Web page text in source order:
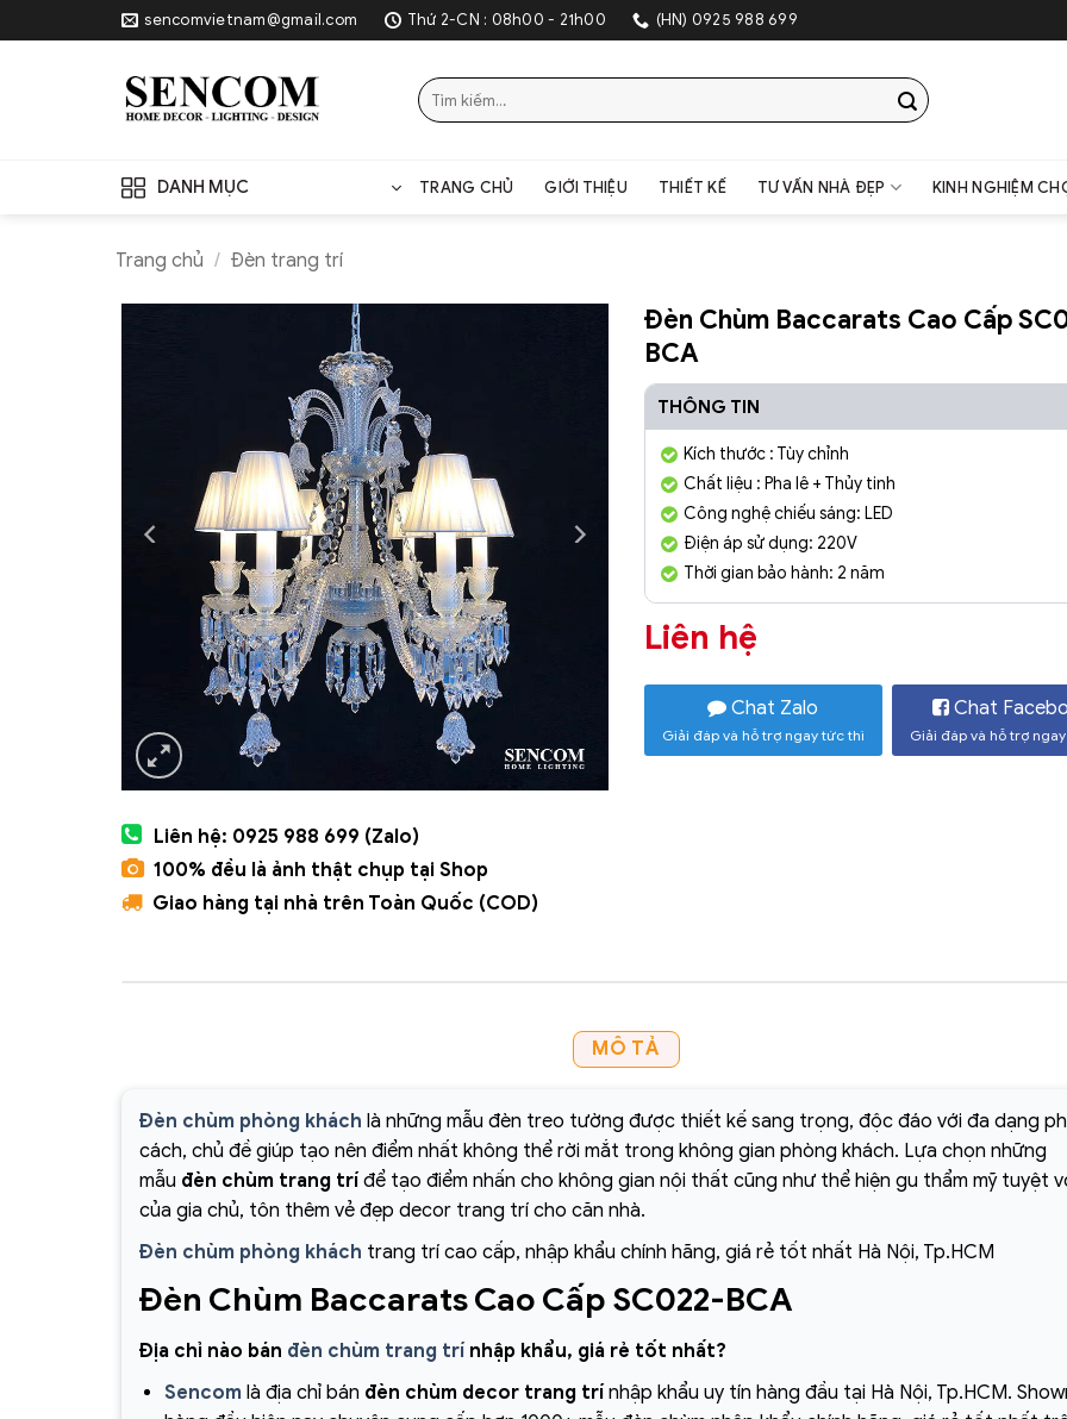
to
sencomvietnam@gmail.com Thứ 2-CN : 08h00 - 21h00 (HN) 0925 988 699
Tìm
kiếm:
DANH MỤC TRANG CHỦ GIỚI THIỆU THIẾT KẾ TƯ VẤN NHÀ ĐẸP KINH NGHIỆM
Trang chủ / Đèn trang trí
Liên hệ: 0925 988 699 (Zalo)
100% đều là ảnh thật chụp tại Shop
Giao hàng tại nhà trên Toàn Quốc (COD)
Đèn Chùm Baccarats Cao Cấp
BCA
THÔNG TIN
Kích thước : Tùy chỉnh
Chất liệu : Pha lê + Thủy tinh
Công nghệ chiếu sáng: LED
Điện áp sử dụng: 220V
Thời gian bảo hành: 2 năm
Liên hệ
Chat Zalo
Giải đáp và hỗ trợ ngay tức thì
Chat
Giải đáp và hỗ trợ
MÔ TẢ
Đèn chùm phòng khách là những mẫu đèn treo tường được thiết kế sang trọng, độc đáo với đa dạng
cách, chủ đề giúp tạo nên điểm nhất không thể rời mắt trong không gian phòng khách. Lựa chọn những
mẫu đèn chùm trang trí để tạo điểm nhấn cho không gian nội thất cũng như thể hiện gu thẩm mỹ tuyệt
của gia chủ, tôn thêm vẻ đẹp decor trang trí cho căn nhà.
Đèn chùm phòng khách trang trí cao cấp, nhập khẩu chính hãng, giá rẻ tốt nhất Hà Nội, Tp.HCM
Đèn Chùm Baccarats Cao Cấp SC022-BCA
Địa chỉ nào bán đèn chùm trang trí nhập khẩu, giá rẻ tốt nhất?
Sencom là địa chỉ bán đèn chùm decor trang trínhập khẩu uy tín hàng đầu tại Hà Nội, Tp.HCM.